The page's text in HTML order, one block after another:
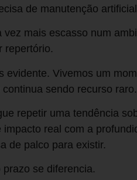
de manutenção
mais escasso num
repertório.
evidente. Vivemos um
sendo recurso raro.
repetir uma tendência
real com a
de palco para existir.
se diferencia.